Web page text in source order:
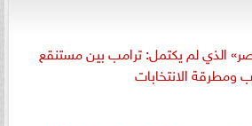
الذي لم يكتمل: ترامب بين مستنقع
ومطرقة الانتخابات